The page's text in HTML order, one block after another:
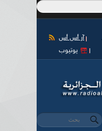
آر أس أس
يوتيوب
استمارة البحث
‏بحث ‏